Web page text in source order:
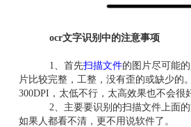
ocr文字识别中的注意事项
1、首先扫描文件的图片尽可能
片比较完整，工整，没有歪的或缺少的
300DPI，太低不行，太高效果也不会很
2、主要要识别的扫描文件上面的
如果人都看不清，更不用说软件了。